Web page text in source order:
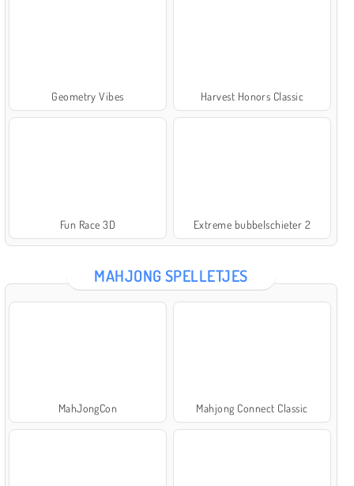
Geometry Vibes Harvest Honors Classic
Fun Race 3D Extreme bubbelschieter 2
MAHJONG SPELLETJES
MahJongCon Mahjong Connect Classic